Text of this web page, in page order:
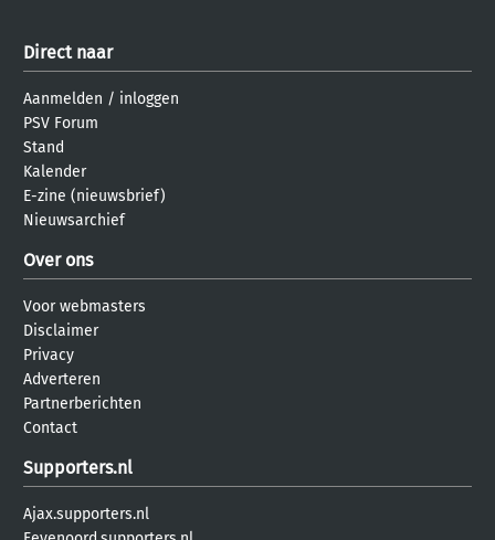
Direct naar
Aanmelden / inloggen
PSV Forum
Stand
Kalender
E-zine (nieuwsbrief)
Nieuwsarchief
Over ons
Voor webmasters
Disclaimer
Privacy
Adverteren
Partnerberichten
Contact
Supporters.nl
Ajax.supporters.nl